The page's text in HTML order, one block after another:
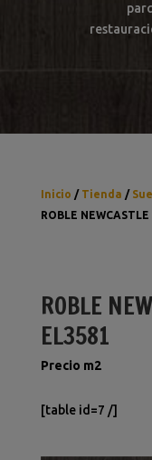
Inicio / Tienda /
ROBLE
ROBLE
EL3581
Precio m2
[table id=7 /]